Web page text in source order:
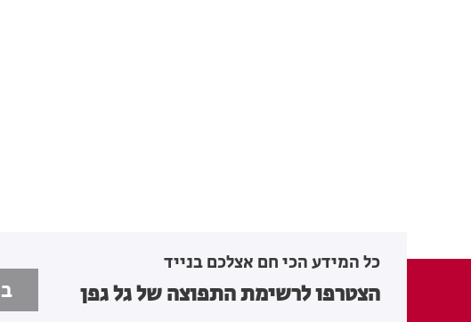
כל המידע הכי חם אצלכם בנייד
הצטרפו לרשימת התפוצה של גל גפן